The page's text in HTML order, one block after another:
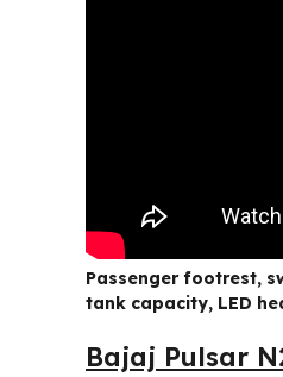
Passenger footrest,
tank capacity, LED
Bajaj Pulsar